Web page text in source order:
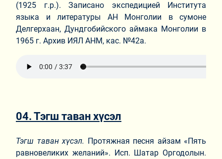
(1925 г.р.). Записано экспедицией Института
языка и литературы АН Монголии в сумоне
Делгерхаан, Дундгобийского аймака Монголии в
1965 г. Архив ИЯЛ АНМ, кас. №42а.
04. Тэгш таван хүсэл
Тэгш таван хүсэл. Протяжная песня айзам «Пять
равновеликих желаний». Исп. Шатар Оргодолын.